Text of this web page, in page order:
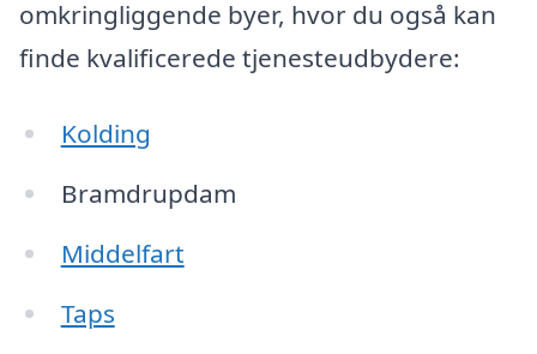
omkringliggende byer, hvor du også kan
finde kvalificerede tjenesteudbydere:
Kolding
Bramdrupdam
Middelfart
Taps